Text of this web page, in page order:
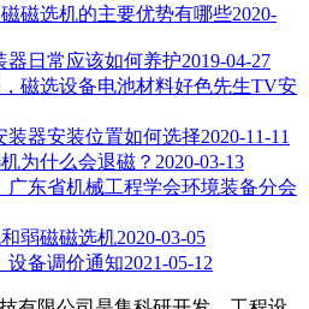
磁选机的主要优势有哪些2020-
器日常应该如何养护2019-04-27
磁选设备电池材料好色先生TV安
器安装位置如何选择2020-11-11
为什么会退磁？ 2020-03-13
广东省机械工程学会环境装备分会
弱磁磁选机2020-03-05
设备调价通知2021-05-12